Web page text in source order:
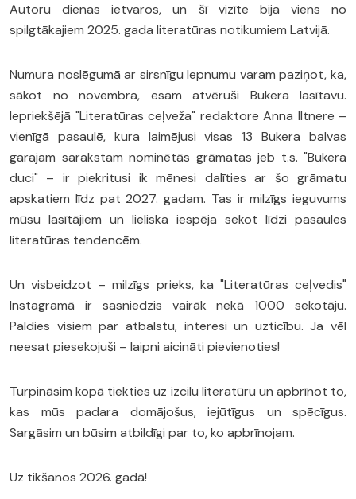
Autoru dienas ietvaros, un šī vizīte bija viens no
spilgtākajiem 2025. gada literatūras notikumiem Latvijā.
Numura noslēgumā ar sirsnīgu lepnumu varam paziņot, ka,
sākot no novembra, esam atvēruši Bukera lasītavu.
Iepriekšējā "Literatūras ceļveža" redaktore Anna Iltnere –
vienīgā pasaulē, kura laimējusi visas 13 Bukera balvas
garajam sarakstam nominētās grāmatas jeb t.s. "Bukera
duci" – ir piekritusi ik mēnesi dalīties ar šo grāmatu
apskatiem līdz pat 2027. gadam. Tas ir milzīgs ieguvums
mūsu lasītājiem un lieliska iespēja sekot līdzi pasaules
literatūras tendencēm.
Un visbeidzot – milzīgs prieks, ka "Literatūras ceļvedis"
Instagramā ir sasniedzis vairāk nekā 1000 sekotāju.
Paldies visiem par atbalstu, interesi un uzticību. Ja vēl
neesat piesekojuši – laipni aicināti pievienoties!
Turpināsim kopā tiekties uz izcilu literatūru un apbrīnot to,
kas mūs padara domājošus, iejūtīgus un spēcīgus.
Sargāsim un būsim atbildīgi par to, ko apbrīnojam.
Uz tikšanos 2026. gadā!